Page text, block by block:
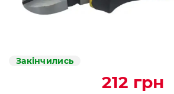
Закінчились
212 грн